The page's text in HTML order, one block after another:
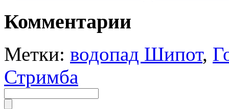
Комментарии
Метки: водопад Шипот,
Стримба